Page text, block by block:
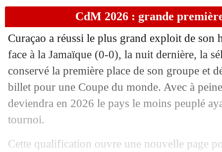
CdM 2026 : grande
Curaçao a réussi le plus grand exploit de son
face à la Jamaïque (0-0), la nuit dernière, la
conservé la première place de son groupe et
billet pour une Coupe du monde. Avec à
deviendra en 2026 le pays le moins peuplé
tournoi.
Cette qualification ouvre une nouvelle page
: l'UEFA valide le Camp Nou
19/11 PSG: Leonardo ne voulait pas retenir
19/11 Ecosse: Diogo Jota, les jolis mots de
19/11 Haïti: l'émotion après la qualification